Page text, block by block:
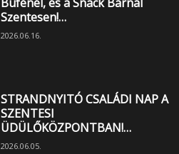
Szentesen!…
2026.06.16.
STRANDNYITÓ CSALÁDI NAP A
SZENTESI
ÜDÜLŐKÖZPONTBAN!…
2026.06.05.